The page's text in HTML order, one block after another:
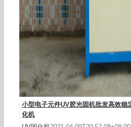
小型电子元件UV胶光固机批发高效稳
化机